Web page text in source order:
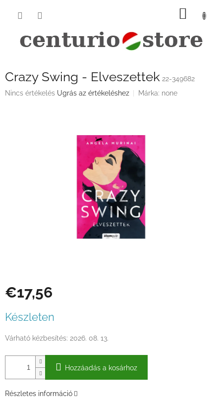
KOSÁR
Crazy Swing - Elveszettek 22-349682
A
Nincs értékelés Ugrás az értékeléshez Márka: none
€17,56
Készleten
Várható kézbesítés: 2026. 08. 13.
Hozzáadás a kosárhoz
Részletes információ